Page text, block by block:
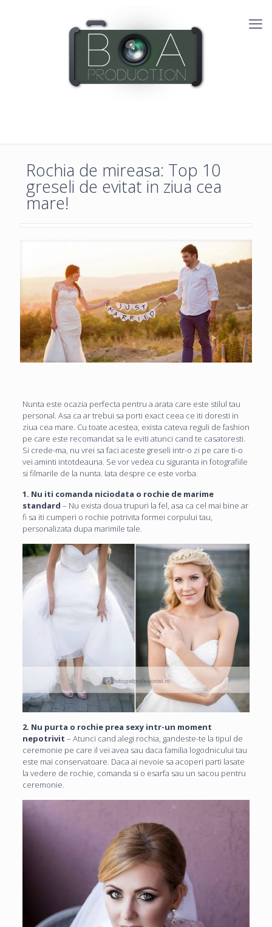
Rochia de mireasa: Top 10
greseli de evitat in ziua cea
mare!
Nunta este ocazia perfecta pentru a arata care este stilul tau
personal. Asa ca ar trebui sa porti exact ceea ce iti doresti in
ziua cea mare. Cu toate acestea, exista cateva reguli de fashion
pe care este recomandat sa le eviti atunci cand te casatoresti.
Si crede-ma, nu vrei sa faci aceste greseli intr-o zi pe care ti-o
vei aminti intotdeauna. Se vor vedea cu siguranta in fotografiile
si filmarile de la nunta. Iata despre ce este vorba.
1. Nu iti comanda niciodata o rochie de marime
standard – Nu exista doua trupuri la fel, asa ca cel mai bine ar
fi sa iti cumperi o rochie potrivita formei corpului tau,
personalizata dupa marimile tale.
2. Nu purta o rochie prea sexy intr-un moment
nepotrivit – Atunci cand alegi rochia, gandeste-te la tipul de
ceremonie pe care il vei avea sau daca familia logodnicului tau
este mai conservatoare. Daca ai nevoie sa acoperi parti lasate
la vedere de rochie, comanda si o esarfa sau un sacou pentru
ceremonie.